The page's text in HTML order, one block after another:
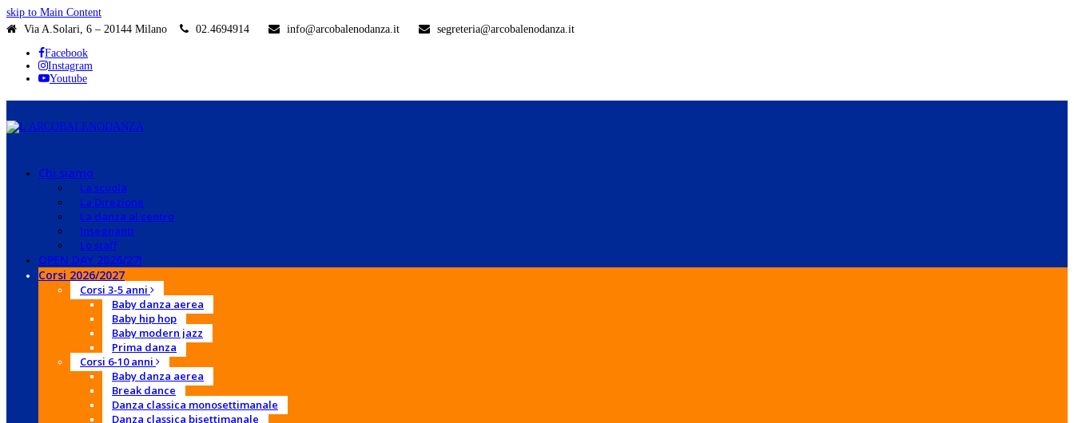
skip to Main Content
Via A.Solari, 6 – 20144 Milano
02.4694914 info@arcobalenodanza.it
segreteria@arcobalenodanza.it
Facebook
Instagram
Youtube
Chi siamo
La scuola
La Direzione
La danza al centro
Insegnanti
Lo staff
OPEN DAY 2026/27!
Corsi 2026/2027
Corsi 3-5 anni
Baby danza aerea
Baby hip hop
Baby modern jazz
Prima danza
Corsi 6-10 anni
Baby danza aerea
Break dance
Danza classica monosettimanale
Danza classica bisettimanale